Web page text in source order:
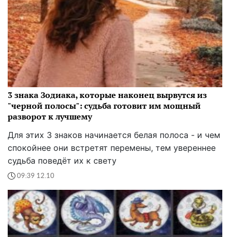
3 знака Зодиака, которые наконец вырвутся из
"черной полосы": судьба готовит им мощный
разворот к лучшему
Для этих 3 знаков начинается белая полоса - и чем
спокойнее они встретят перемены, тем увереннее
судьба поведёт их к свету
09:39 12.10